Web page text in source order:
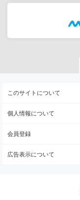
このサイトについて
個人情報について
会員登録
広告表示について